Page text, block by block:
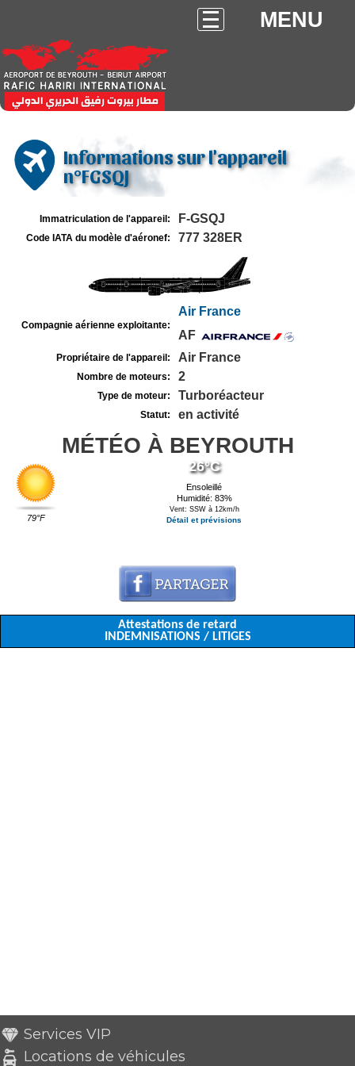
MENU
Informations sur l'appareil
n°FGSQJ
Immatriculation de l'appareil: F-GSQJ
Code IATA du modèle d'aéronef: 777 328ER
Compagnie aérienne exploitante:
Air France
AF
Propriétaire de l'appareil: Air France
Nombre de moteurs: 2
Type de moteur: Turboréacteur
Statut: en activité
MÉTÉO À BEYROUTH
79°F
26°C
Ensoleillé
Humidité: 83%
Vent: SSW à 12km/h
Détail et prévisions
Attestations de retard
INDEMNISATIONS / LITIGES
Services VIP
Locations de véhicules